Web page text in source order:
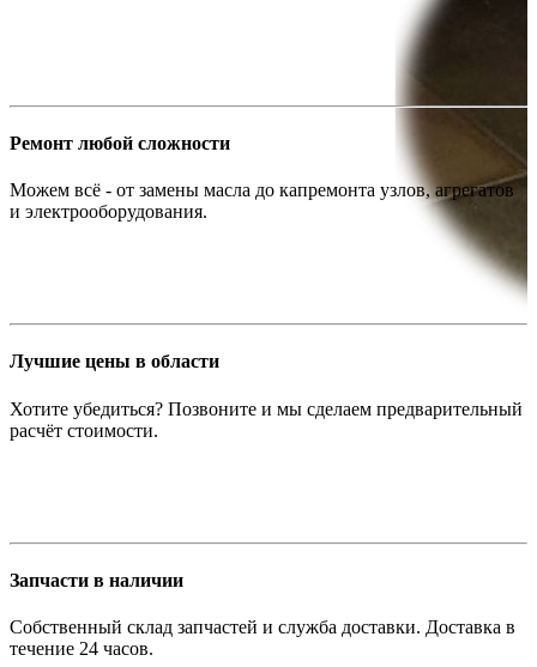
Ремонт любой сложности
Можем всё - от замены масла до капремонта узлов, агрегатов
и электрооборудования.
Лучшие цены в области
Хотите убедиться? Позвоните и мы сделаем предварительный
расчёт стоимости.
Запчасти в наличии
Собственный склад запчастей и служба доставки. Доставка в
течение 24 часов.